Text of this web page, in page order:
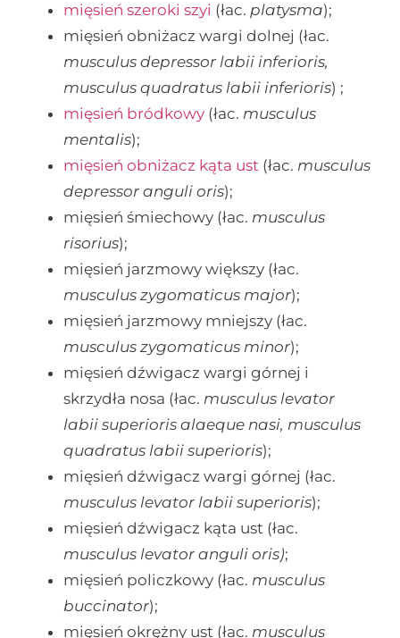
mięsień szeroki szyi (łac. platysma);
mięsień obniżacz wargi dolnej (łac.
musculus depressor labii inferioris,
musculus quadratus labii inferioris) ;
mięsień bródkowy (łac. musculus
mentalis);
mięsień obniżacz kąta ust (łac. musculus
depressor anguli oris);
mięsień śmiechowy (łac. musculus
risorius);
mięsień jarzmowy większy (łac.
musculus zygomaticus major);
mięsień jarzmowy mniejszy (łac.
musculus zygomaticus minor);
mięsień dźwigacz wargi górnej i
skrzydła nosa (łac. musculus levator
labii superioris alaeque nasi, musculus
quadratus labii superioris);
mięsień dźwigacz wargi górnej (łac.
musculus levator labii superioris);
mięsień dźwigacz kąta ust (łac.
musculus levator anguli oris);
mięsień policzkowy (łac. musculus
buccinator);
mięsień okrężny ust (łac. musculus